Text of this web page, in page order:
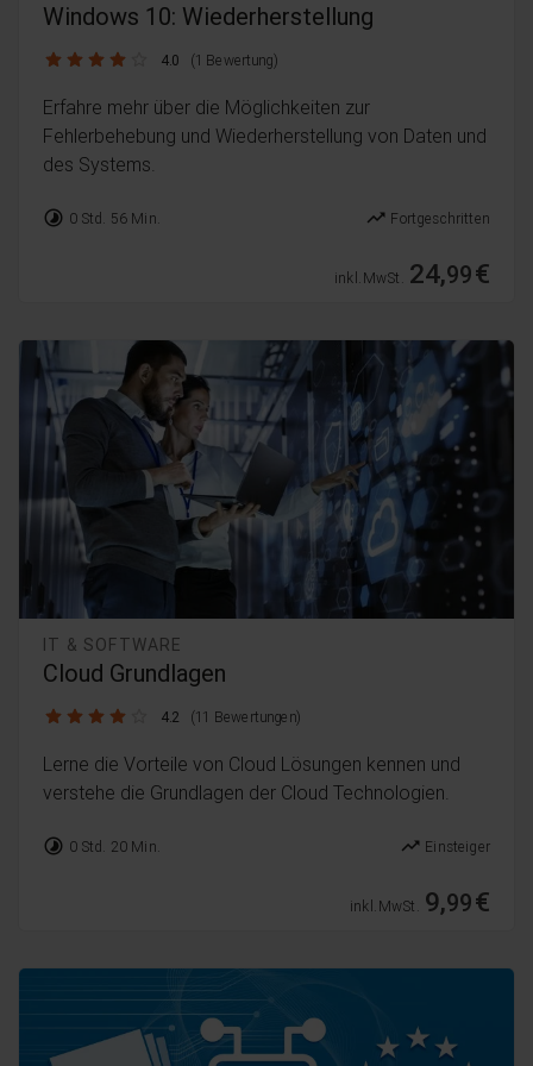
Windows 10: Wiederherstellung
4.0 / 5 4.0 (1 Bewertung)
Erfahre mehr über die Möglichkeiten zur
Fehlerbehebung und Wiederherstellung von Daten und
des Systems.
timelapse 0 Std. 56 Min. trending_up Fortgeschritten
inkl. MwSt. 24,99€
IT & SOFTWARE
Cloud Grundlagen
4.2 / 5 4.2 (11 Bewertungen)
Lerne die Vorteile von Cloud Lösungen kennen und
verstehe die Grundlagen der Cloud Technologien.
timelapse 0 Std. 20 Min. trending_up Einsteiger
inkl. MwSt. 9,99€